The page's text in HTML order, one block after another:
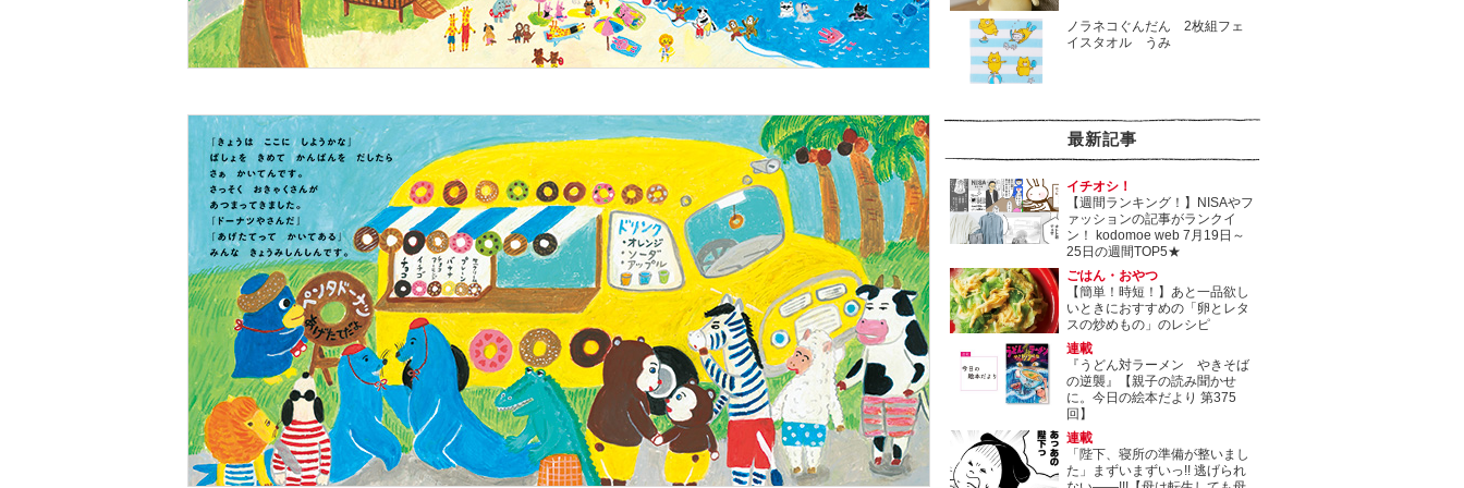
ノラネコぐんだん 2枚組フェ
イスタオル うみ
最新記事
イチオシ！
【週間ランキング！】NISAやフ
ァッションの記事がランクイ
ン！ kodomoe web 7月19日～
25日の週間TOP5★
ごはん・おやつ
【簡単！時短！】あと一品欲し
いときにおすすめの「卵とレタ
スの炒めもの」のレシピ
連載
『うどん対ラーメン やきそば
の逆襲』【親子の読み聞かせ
に。今日の絵本だより 第375
回】
連載
「陛下、寝所の準備が整いまし
た」まずいまずいっ!! 逃げられ